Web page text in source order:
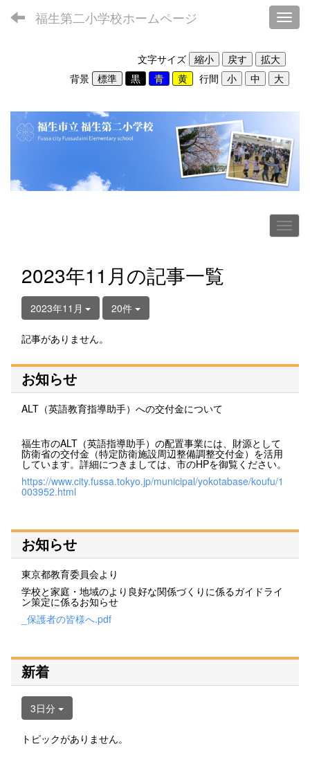
福生第二小学校ホームページ
文字サイズ
背景
行間
2023年11月の記事一覧
2023年11月 20件
記事がありません。
お知らせ
ALT（英語教育指導助手）への交付金について
福生市のALT（英語指導助手）の配置事業には、財源として
防衛省の交付金（特定防衛施設周辺整備調整交付金）を活用
しています。詳細につきましては、市のHPを御覧ください。
https://www.city.fussa.tokyo.jp/municipal/yokotabase/koufu/1
003952.html
お知らせ
東京都教育委員会より
学校と家庭・地域のより良好な関係づくりに係るガイドライ
ン策定に係るお知らせ
_保護者の皆様へ.pdf
新着
3日分
トピックがありません。